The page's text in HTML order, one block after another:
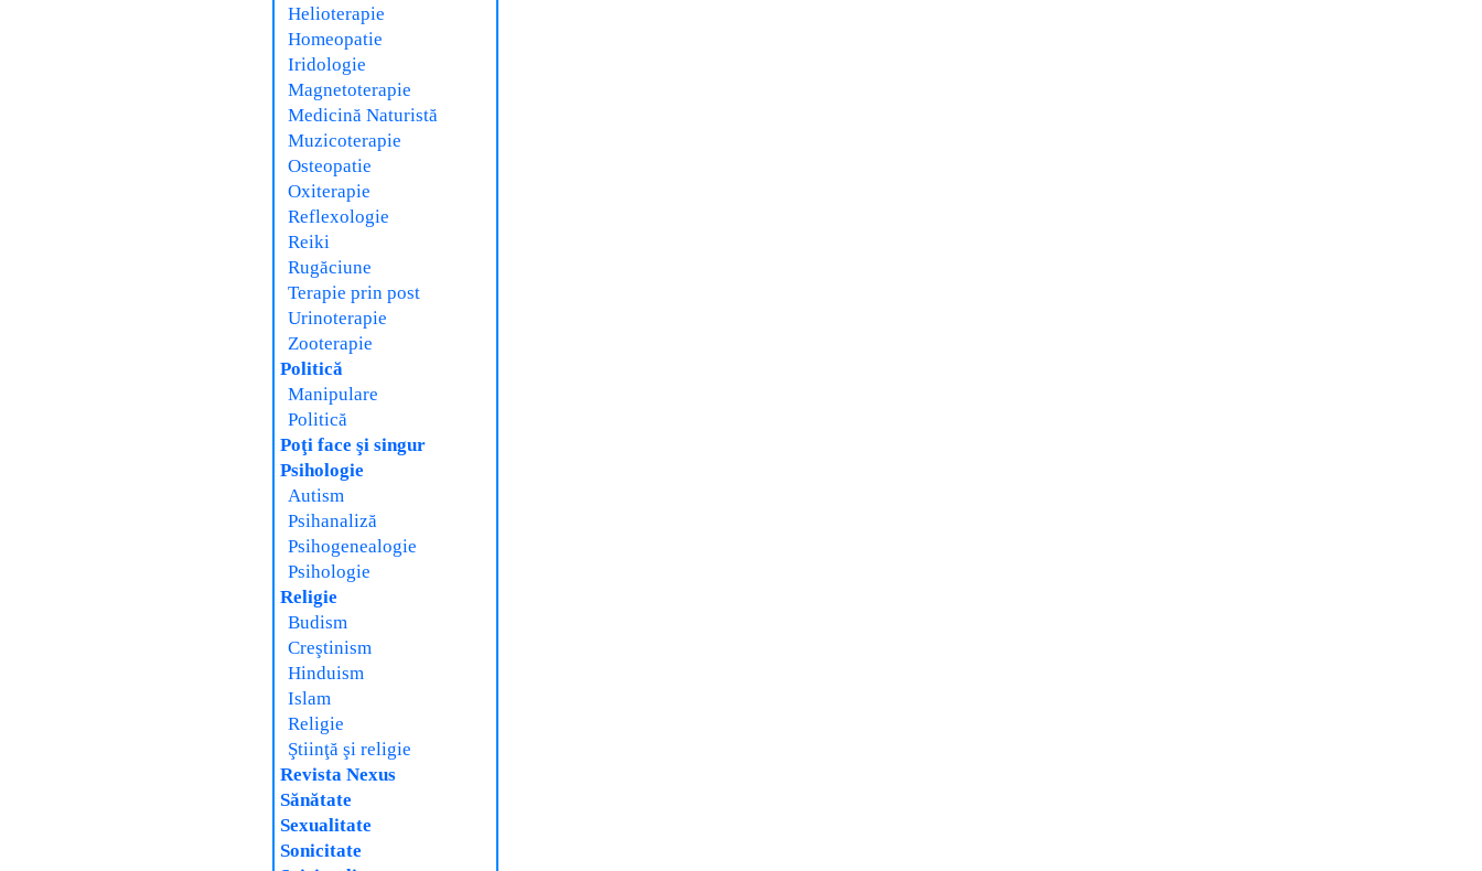
Helioterapie
Homeopatie
Iridologie
Magnetoterapie
Medicină Naturistă
Muzicoterapie
Osteopatie
Oxiterapie
Reflexologie
Reiki
Rugăciune
Terapie prin post
Urinoterapie
Zooterapie
Politică
Manipulare
Politică
Poţi face şi singur
Psihologie
Autism
Psihanaliză
Psihogenealogie
Psihologie
Religie
Budism
Creştinism
Hinduism
Islam
Religie
Ştiinţă şi religie
Revista Nexus
Sănătate
Sexualitate
Sonicitate